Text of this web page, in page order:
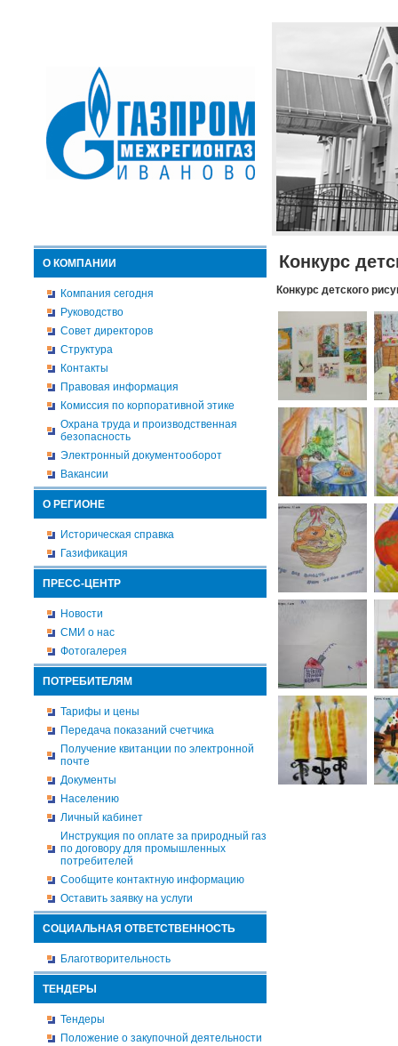
О КОМПАНИИ
Компания сегодня
Руководство
Совет директоров
Структура
Контакты
Правовая информация
Комиссия по корпоративной этике
Охрана труда и производственная
безопасность
Электронный документооборот
Вакансии
О РЕГИОНЕ
Историческая справка
Газификация
ПРЕСС-ЦЕНТР
Новости
СМИ о нас
Фотогалерея
ПОТРЕБИТЕЛЯМ
Тарифы и цены
Передача показаний счетчика
Получение квитанции по электронной
почте
Документы
Населению
Личный кабинет
Инструкция по оплате за природный газ
по договору для промышленных
потребителей
Сообщите контактную информацию
Оставить заявку на услуги
СОЦИАЛЬНАЯ ОТВЕТСТВЕННОСТЬ
Благотворительность
ТЕНДЕРЫ
Тендеры
Положение о закупочной деятельности
Конкурс
Конкурс детского